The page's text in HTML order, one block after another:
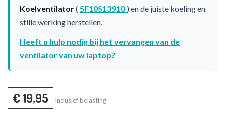
Koelventilator( 5F10S13910 ) en de juiste koeling en
stille werking herstellen.
Heeft u hulp nodig bij het vervangen van de
ventilator van uw laptop?
€ 19,95 Inclusief belasting